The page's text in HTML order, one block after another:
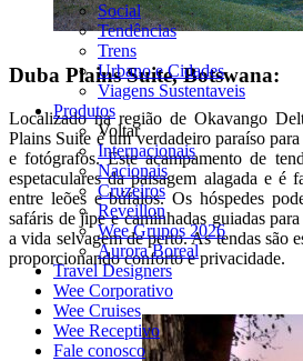
Social
Tendências
Trens
Urbano e Cidades
Viagens Sustentaveis
Produtos
Voltar
Internacionais
Nacionais
Cruzeiros
Reveillon
Wee Grupos 2026
Aurora Boreal
Travel Designers
Wee Corporativo
Wee Cruises
Wee Receptivo
Fale conosco
Duba Plains Suite, Botswana:
Localizado na região de Okavango
Plains Suite é um verdadeiro paraíso
e fotógrafos. Este acampamento de
espetaculares da paisagem alagada e é
entre leões e búfalos. Os hóspedes
safáris de jipe e caminhadas guiadas
a vida selvagem de perto. As tendas são
proporcionando conforto e privacidade.